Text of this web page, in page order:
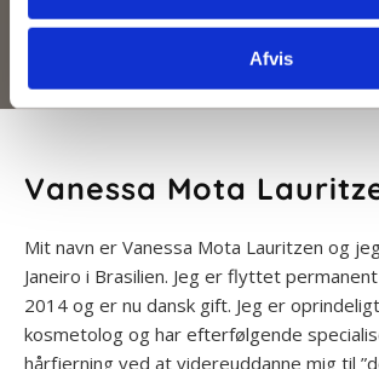
Afvis
Vanessa Mota
Mit navn er Vanessa Mota Lauritzen og
Janeiro i Brasilien. Jeg er flyttet
2014 og er nu dansk gift. Jeg er
kosmetolog og har efterfølgende
hårfjerning ved at videreuddanne mig til